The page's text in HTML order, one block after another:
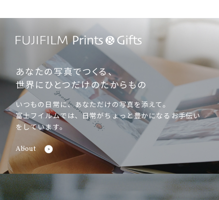
あなたの写真でつくる、
世界にひとつだけのたからもの
いつもの日常に、あなただけの写真を添えて。
富士フイルムでは、日常がちょっと豊かになるお手伝い
をしています。
About